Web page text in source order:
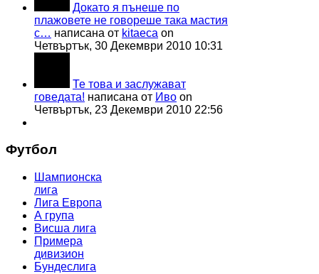
Докато я пънеше по
плажовете не говореше така мастия
с… написана от kitaeca on
Четвъртък, 30 Декември 2010 10:31
Те това и заслужават
говедата! написана от Иво on
Четвъртък, 23 Декември 2010 22:56
Футбол
Шампионска
лига
Лига Европа
А група
Висша лига
Примера
дивизион
Бундеслига